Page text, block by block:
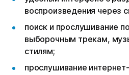
воспроизведения через
поиск и прослушивание
выборочным трекам,
стилям;
прослушивание